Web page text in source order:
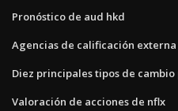
Pronóstico de aud hkd
Agencias de calificación
Diez principales tipos de
Valoración de acciones de nflx